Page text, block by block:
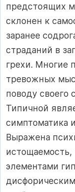
предстоящих
склонен к
заранее
страданий в
грехи. Многие
тревожных
поводу своего
Типичной
симптоматика
Выражена
истощаемость,
элементами